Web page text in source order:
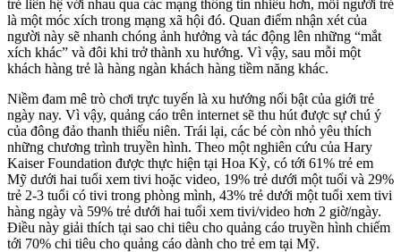
trẻ liên hệ với nhau qua các mạng thông tin nhiều hơn, mỗi người trẻ
là một móc xích trong mạng xã hội đó. Quan điểm nhận xét của
người này sẽ nhanh chóng ảnh hưởng và tác động lên những “mắt
xích khác” và đôi khi trở thành xu hướng. Vì vậy, sau mỗi một
khách hàng trẻ là hàng ngàn khách hàng tiềm năng khác.
Niềm đam mê trò chơi trực tuyến là xu hướng nổi bật của giới trẻ
ngày nay. Vì vậy, quảng cáo trên internet sẽ thu hút được sự chú ý
của đông đảo thanh thiếu niên. Trái lại, các bé còn nhỏ yêu thích
những chương trình truyền hình. Theo một nghiên cứu của Hary
Kaiser Foundation được thực hiện tại Hoa Kỳ, có tới 61% trẻ em
Mỹ dưới hai tuổi xem tivi hoặc video, 19% trẻ dưới một tuổi và 29%
trẻ 2-3 tuổi có tivi trong phòng mình, 43% trẻ dưới một tuổi xem tivi
hàng ngày và 59% trẻ dưới hai tuổi xem tivi/video hơn 2 giờ/ngày.
Điều này giải thích tại sao chi tiêu cho quảng cáo truyền hình chiếm
tới 70% chi tiêu cho quảng cáo dành cho trẻ em tại Mỹ.